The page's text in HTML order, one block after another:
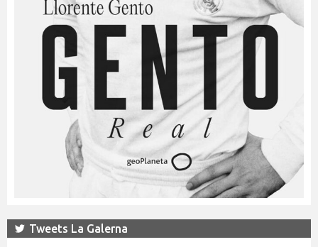
Tweets La Galerna